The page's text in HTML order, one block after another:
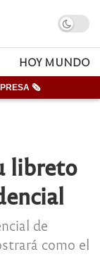
HOY MUNDO
🗞
libreto
de
como el